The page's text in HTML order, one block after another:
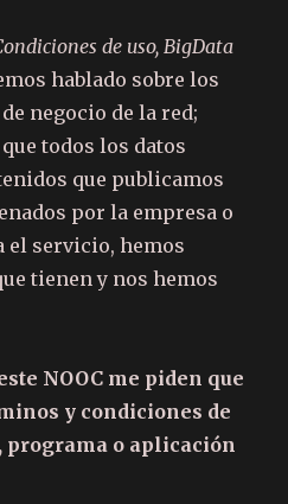
de uso, BigData
hablado sobre los
negocio de la red;
todos los datos
que publicamos
por la empresa o
servicio, hemos
tienen y nos hemos
NOOC me piden que
y condiciones de
o aplicación